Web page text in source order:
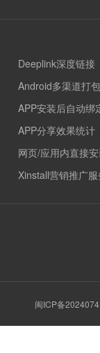
Deeplink深度链接
Android多渠道打包
APP安装后自动绑
APP分享效果统计
网页/应用内直接
Xinstall营销推广
闽ICP备